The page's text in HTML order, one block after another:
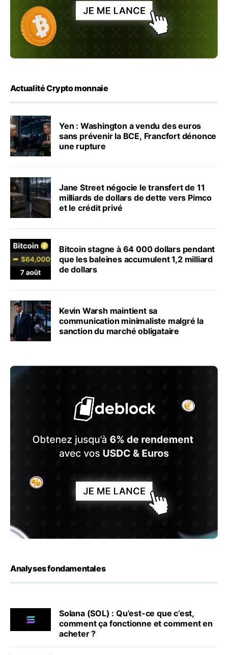
Actualité Crypto monnaie
Yen : Washington a vendu des euros
sans prévenir la BCE, Francfort dénonce
une rupture
Jane Street négocie le transfert de 11
milliards de dollars de dette vers Pimco
et le crédit privé
Bitcoin stagne à 64 000 dollars pendant
que les baleines accumulent 1,2 milliard
de dollars
Kevin Warsh maintient sa
communication minimaliste malgré la
sanction du marché obligataire
Analyses fondamentales
Solana (SOL) : Qu’est-ce que c’est,
comment ça fonctionne et comment en
acheter ?